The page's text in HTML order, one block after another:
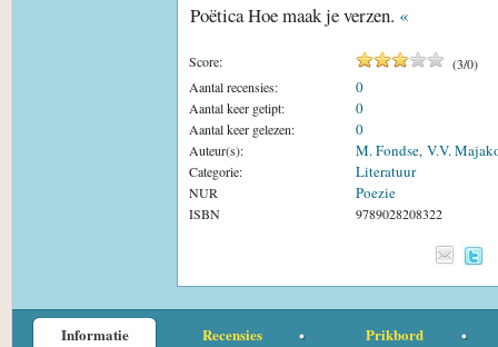
Poëtica Hoe maak je verzen. «
Score: (3/0)
Aantal recensies:
0
Aantal keer getipt: 0
Aantal keer gelezen: 0
Auteur(s): M. Fondse, V.V.
Categorie: Literatuur
NUR Poezie
ISBN 9789028208322
Informatie Recensies Prikbord